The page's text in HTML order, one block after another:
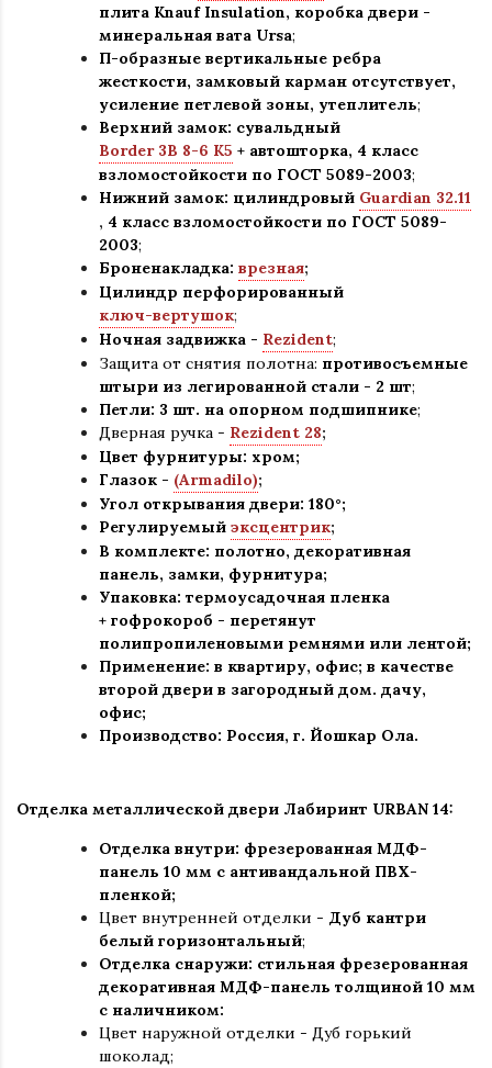
плита Knauf Insulation, коробка двери -
минеральная вата Ursa;
П-образные вертикальные ребра
жесткости, замковый карман отсутствует,
усиление петлевой зоны, утеплитель;
Верхний замок: сувальдный
Border 3B 8-6 K5 + автошторка, 4 класс
взломостойкости по ГОСТ 5089-2003;
Нижний замок: цилиндровый Guardian 32.11
, 4 класс взломостойкости по ГОСТ 5089-
2003;
Броненакладка: врезная;
Цилиндр перфорированный
ключ-вертушок;
Ночная задвижка - Rezident;
Защита от снятия полотна: противосъемные
штыри из легированной стали - 2 шт;
Петли: 3 шт. на опорном подшипнике;
Дверная ручка - Rezident 28;
Цвет фурнитуры: хром;
Глазок - (Armadilo);
Угол открывания двери: 180°;
Регулируемый эксцентрик;
В комплекте: полотно, декоративная
панель, замки, фурнитура;
Упаковка: термоусадочная пленка
+ гофрокороб - перетянут
полипропиленовыми ремнями или лентой;
Применение: в квартиру, офис; в качестве
второй двери в загородный дом. дачу,
офис;
Производство: Россия, г. Йошкар Ола.
Отделка металлической двери Лабиринт URBAN 14:
Отделка внутри: фрезерованная МДФ-
панель 10 мм с антивандальной ПВХ-
пленкой;
Цвет внутренней отделки - Дуб кантри
белый горизонтальный;
Отделка снаружи: стильная фрезерованная
декоративная МДФ-панель толщиной 10 мм
с наличником:
Цвет наружной отделки - Дуб горький
шоколад;